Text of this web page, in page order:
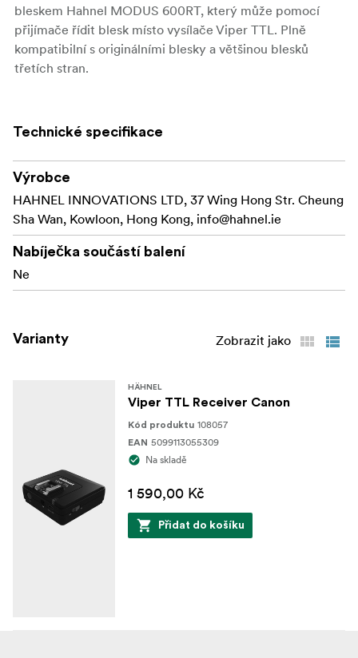
bleskem Hahnel MODUS 600RT, který může pomocí
přijímače řídit blesk místo vysílače Viper TTL. Plně
kompatibilní s originálními blesky a většinou blesků
třetích stran.
světlu.
Díky jednoduchému ovládání můžete rychle a snadno
upravovat nastavení a měnit osvětlení.
Technické specifikace
Výrobce
HAHNEL INNOVATIONS LTD, 37 Wing Hong Str. Cheung
Sha Wan, Kowloon, Hong Kong, info@hahnel.ie
Nabíječka součástí balení
Ne
Varianty Zobrazit jako
HÄHNEL
Viper TTL Receiver Canon
Kód produktu 108057
EAN 5099113055309
Na skladě
1 590,00 Kč
Přidat do košíku